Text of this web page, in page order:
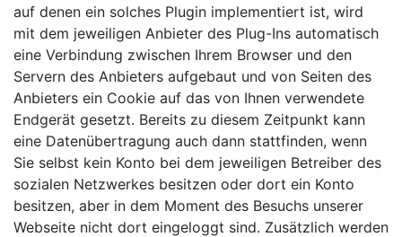
auf denen ein solches Plugin implementiert ist, wird
mit dem jeweiligen Anbieter des Plug-Ins automatisch
eine Verbindung zwischen Ihrem Browser und den
Servern des Anbieters aufgebaut und von Seiten des
Anbieters ein Cookie auf das von Ihnen verwendete
Endgerät gesetzt. Bereits zu diesem Zeitpunkt kann
eine Datenübertragung auch dann stattfinden, wenn
Sie selbst kein Konto bei dem jeweiligen Betreiber des
sozialen Netzwerkes besitzen oder dort ein Konto
besitzen, aber in dem Moment des Besuchs unserer
Webseite nicht dort eingeloggt sind. Zusätzlich werden